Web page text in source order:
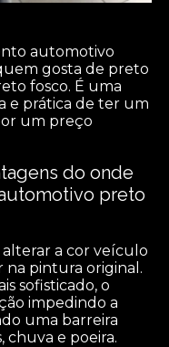
automotivo
gosta de preto
fosco. É uma
e prática de ter um
um preço
do onde
preto
a cor veículo
na pintura original.
sofisticado, o
impedindo a
uma barreira
chuva e poeira.